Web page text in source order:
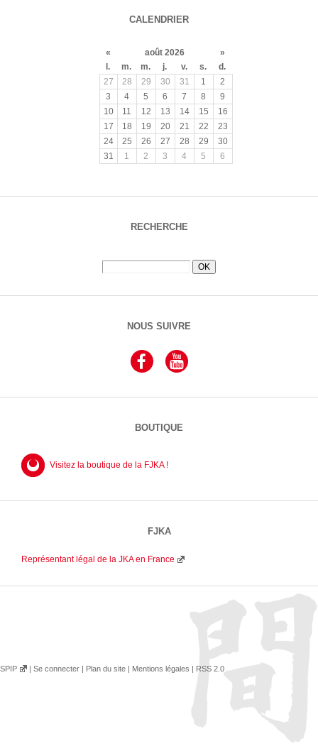
CALENDRIER
« août 2026
»
l.
m. m. j. v. s.
d.
27
28 29 30 31 1
2
3
4 5 6 7 8
9
10
11 12 13 14 15
16
17
18 19 20 21 22
23
24
25 26 27 28 29
30
31
1 2 3 4 5 6
RECHERCHE
NOUS SUIVRE
BOUTIQUE
Visitez la boutique de la FJKA !
FJKA
Représentant légal de la JKA en France
SPIP | Se connecter | Plan du site | Mentions légales | RSS 2.0